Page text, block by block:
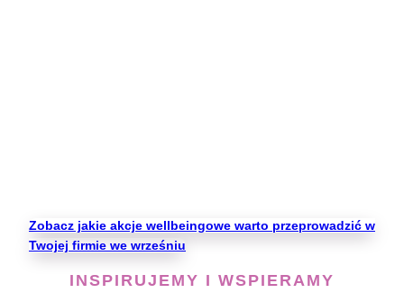
Zobacz jakie akcje wellbeingowe warto przeprowadzić w
Twojej firmie we wrześniu
INSPIRUJEMY I WSPIERAMY